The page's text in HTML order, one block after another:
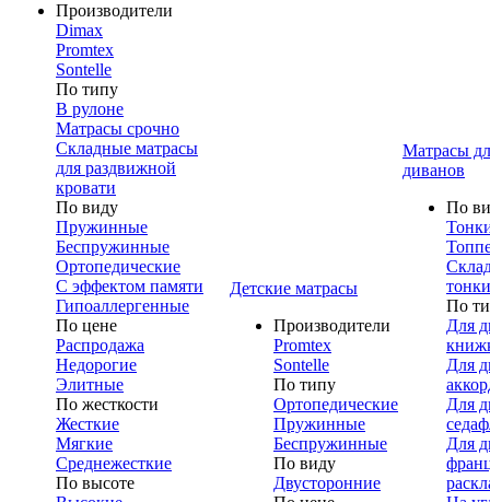
Производители
Dimax
Promtex
Sontelle
По типу
В рулоне
Матрасы срочно
Складные матрасы
для раздвижной
кровати
По виду
Пружинные
Беспружинные
Ортопедические
С эффектом памяти
Гипоаллергенные
По цене
Распродажа
Недорогие
Элитные
По жесткости
Жесткие
Мягкие
Среднежесткие
По высоте
Детские матрасы
Производители
Promtex
Sontelle
По типу
Ортопедические
Пружинные
Беспружинные
По виду
Двусторонние
Матрасы
диванов
По
По
Для
Для
Для
Для